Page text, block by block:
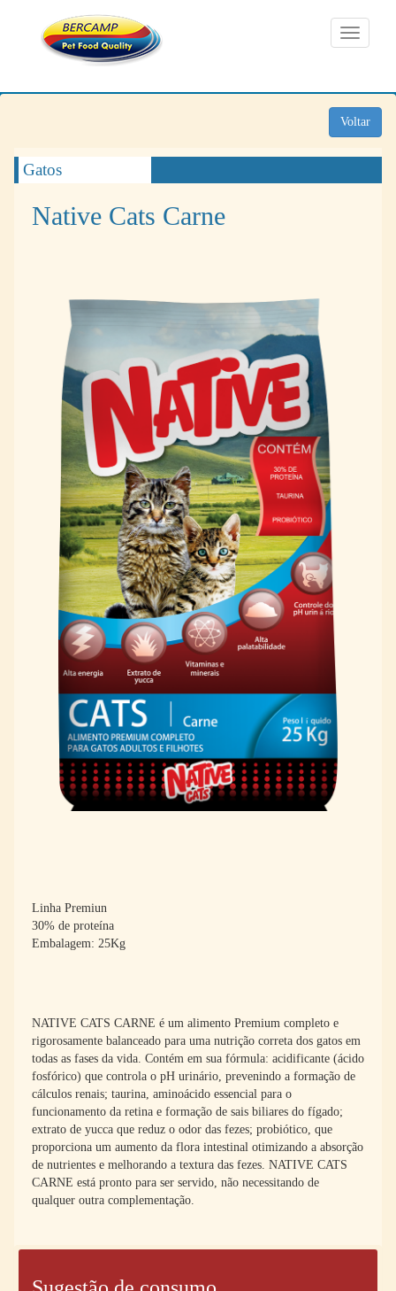
Toggle
Voltar
Gatos
Native Cats Carne
Linha Premiun
30% de proteína
Embalagem: 25Kg
NATIVE CATS CARNE é um alimento Premium completo e
rigorosamente balanceado para uma nutrição correta dos gatos em
todas as fases da vida. Contém em sua fórmula: acidificante (ácido
fosfórico) que controla o pH urinário, prevenindo a formação de
cálculos renais; taurina, aminoácido essencial para o
funcionamento da retina e formação de sais biliares do fígado;
extrato de yucca que reduz o odor das fezes; probiótico, que
proporciona um aumento da flora intestinal otimizando a absorção
de nutrientes e melhorando a textura das fezes. NATIVE CATS
CARNE está pronto para ser servido, não necessitando de
qualquer outra complementação.